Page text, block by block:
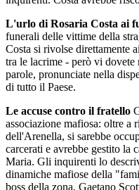
L'urlo di Rosaria Costa ai
funerali delle vittime della
Costa si rivolse direttamente
tra le lacrime - però vi
parole, pronunciate nella
di tutto il Paese.
Le accuse contro il fratello
associazione mafiosa: oltre a
dell'Arenella, si sarebbe
carcerati e avrebbe gestito la
Maria. Gli inquirenti lo
dinamiche mafiose della
boss della zona, Gaetano